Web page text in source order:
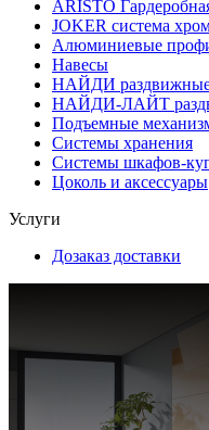
ARISTO
JOKER система
Алюминиевые
Навесы
НАЙДИ раздвижные
НАЙДИ-ЛАЙТ
Подъемные
Системы хранения
Системы шкафов-
Цоколь и аксессуары
Услуги
Дозаказ доставки